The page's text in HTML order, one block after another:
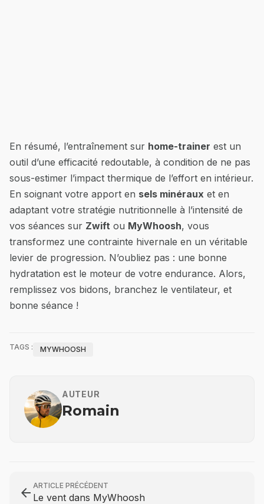
En résumé, l’entraînement sur home-trainer est un
outil d’une efficacité redoutable, à condition de ne pas
sous-estimer l’impact thermique de l’effort en intérieur.
En soignant votre apport en sels minéraux et en
adaptant votre stratégie nutritionnelle à l’intensité de
vos séances sur Zwift ou MyWhoosh, vous
transformez une contrainte hivernale en un véritable
levier de progression. N’oubliez pas : une bonne
hydratation est le moteur de votre endurance. Alors,
remplissez vos bidons, branchez le ventilateur, et
bonne séance !
TAGS : MYWHOOSH
AUTEUR
Romain
arrow_back ARTICLE PRÉCÉDENT
Le vent dans MyWhoosh